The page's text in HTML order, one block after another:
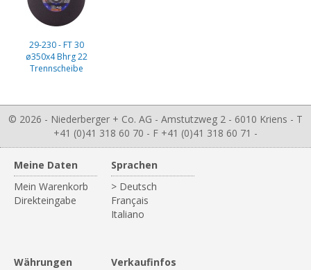
29-230 - FT 30
ø350x4 Bhrg 22
Trennscheibe
© 2026 - Niederberger + Co. AG - Amstutzweg 2 - 6010 Kriens - T
+41 (0)41 318 60 70 - F +41 (0)41 318 60 71 -
Meine Daten
Mein Warenkorb
Direkteingabe
Sprachen
> Deutsch
Français
Italiano
Währungen Verkaufinfos